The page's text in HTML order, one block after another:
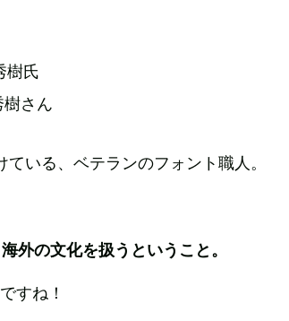
さん
いる、ベテランのフォント職人。
すね！